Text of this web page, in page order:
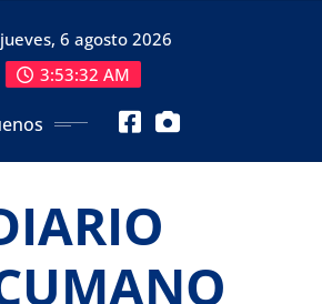
jueves, 6 agosto 2026
3:53:33 AM